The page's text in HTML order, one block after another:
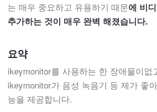
는 매우 중요하고 유용하기 때문에 비
추가하는 것이 매우 완벽 해졌습니다.
요약
ikeymonitor를 사용하는 한 장애물이없
ikeymonitor가 음성 녹음기 등 제가 좋
능을 제공합니다.